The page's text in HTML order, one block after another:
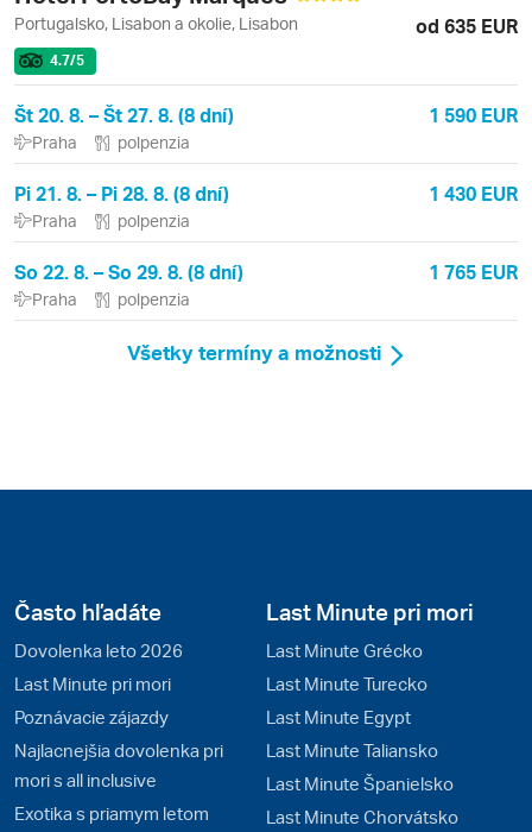
Portugalsko, Lisabon a okolie, Lisabon od 635 EUR
4.7/5
Št 20. 8. – Št 27. 8. (8 dní) 1 590 EUR
Praha polpenzia
Pi 21. 8. – Pi 28. 8. (8 dní) 1 430 EUR
Praha polpenzia
So 22. 8. – So 29. 8. (8 dní) 1 765 EUR
Praha polpenzia
Všetky termíny a možnosti
Často hľadáte
Dovolenka leto 2026
Last Minute pri mori
Poznávacie zájazdy
Najlacnejšia dovolenka pri
mori s all inclusive
Exotika s priamym letom
Last Minute pri mori
Last Minute Grécko
Last Minute Turecko
Last Minute Egypt
Last Minute Taliansko
Last Minute Španielsko
Last Minute Chorvátsko